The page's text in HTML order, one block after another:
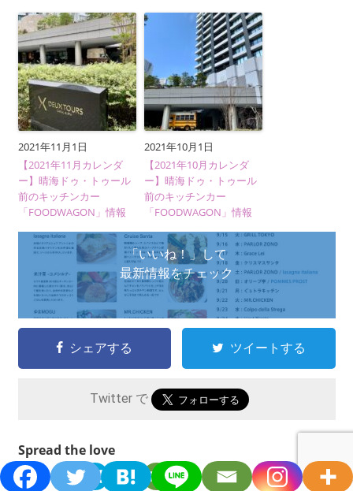
2021年11月1日
【2021年11月カレンダ
ー】晴海ドゥ・トゥール
前のキッチンカー
「FOODWAGON」情報
2021年10月1日
【2021年10月カレンダ
ー】晴海ドゥ・トゥール
前のキッチンカー
「FOODWAGON」情報
「いいね！」して
最新情報をチェック
シェアする ツイートする
Twitter で
Spread the love